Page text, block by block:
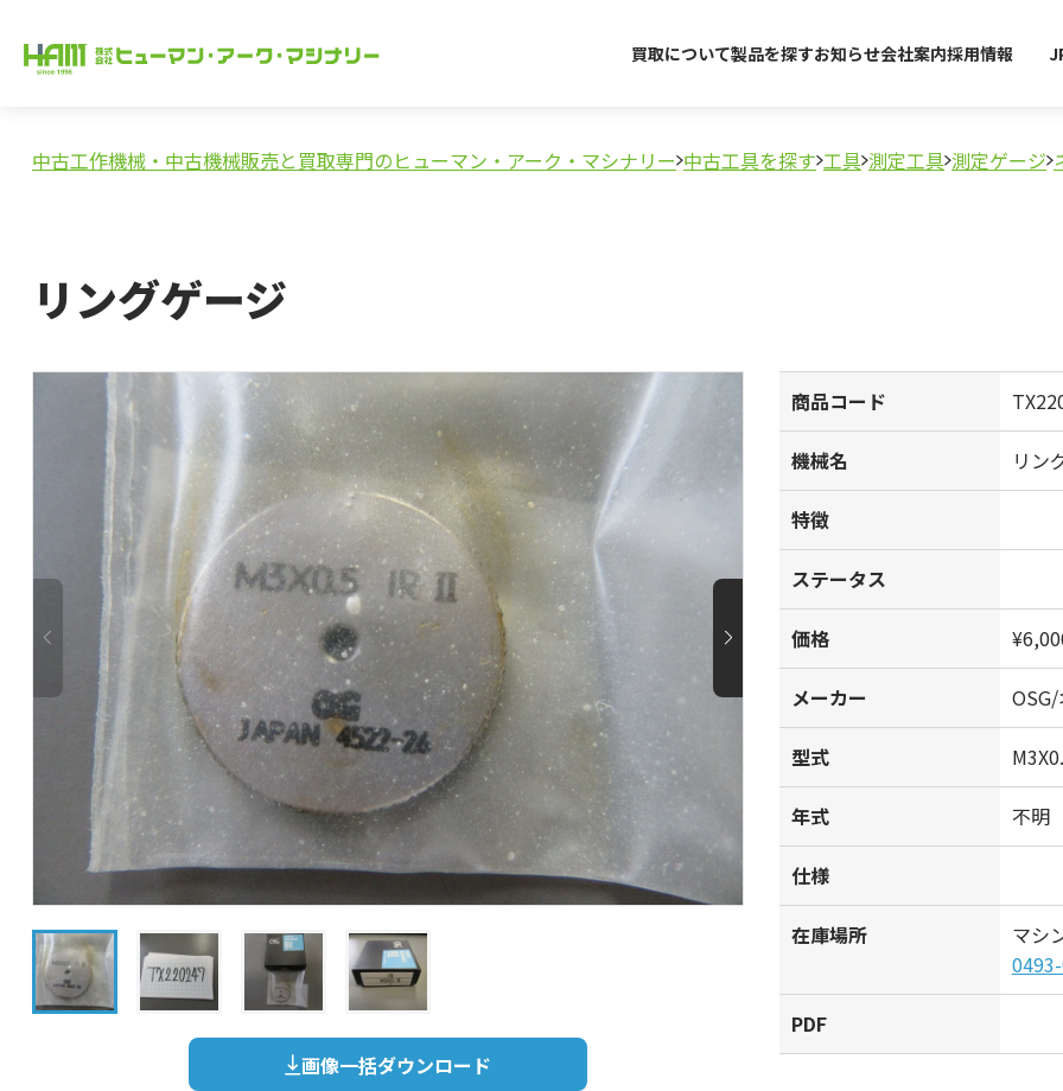
買取について製品を探すお知らせ会社案内採用情報
中古工作機械・中古機械販売と買取専門のヒューマン・アーク・マシナリー 中古工具を探す 工具 測定工具 測定ゲージ
リングゲージ
画像一括ダウンロード
商品コード
機械名 リン
特徴
ステータス
価格
メーカー
型式
年式 不明
仕様
在庫場所
マシ
PDF